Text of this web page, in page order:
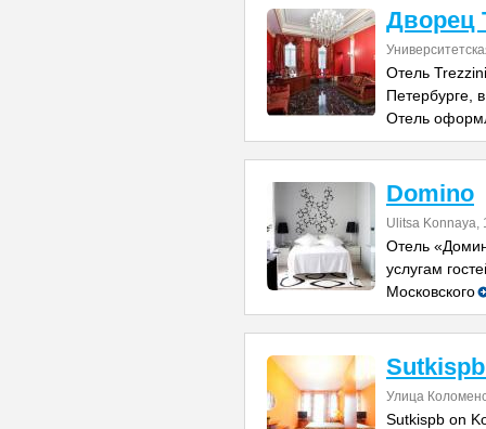
Дворец
Отель
Петербурге,
Отель
Domino
Ulitsa Konnaya,
Отель
услугам
Московского
Улица
Sutkispb on